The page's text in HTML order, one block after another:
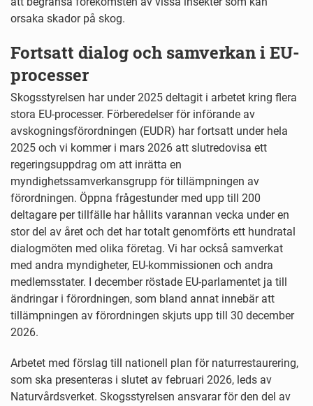
orsaka skador på skog.
Fortsatt dialog och samverkan i EU-
processer
Skogsstyrelsen har under 2025 deltagit i arbetet kring flera
stora EU-processer. Förberedelser för införande av
avskogningsförordningen (EUDR) har fortsatt under hela
2025 och vi kommer i mars 2026 att slutredovisa ett
regeringsuppdrag om att inrätta en
myndighetssamverkansgrupp för tillämpningen av
förordningen. Öppna frågestunder med upp till 200
deltagare per tillfälle har hållits varannan vecka under en
stor del av året och det har totalt genomförts ett hundratal
dialogmöten med olika företag. Vi har också samverkat
med andra myndigheter, EU-kommissionen och andra
medlemsstater. I december röstade EU-parlamentet ja till
ändringar i förordningen, som bland annat innebär att
tillämpningen av förordningen skjuts upp till 30 december
2026.
Arbetet med förslag till nationell plan för naturrestaurering,
som ska presenteras i slutet av februari 2026, leds av
Naturvårdsverket. Skogsstyrelsen ansvarar för den del av